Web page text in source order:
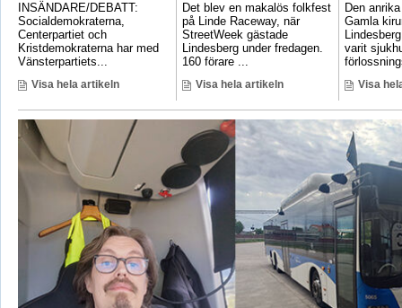
INSÄNDARE/DEBATT:
Socialdemokraterna,
Centerpartiet och
Kristdemokraterna har med
Vänsterpartiets...
Visa hela artikeln
Det blev en makalös folkfest
på Linde Raceway, när
StreetWeek gästade
Lindesberg under fredagen.
160 förare ...
Visa hela artikeln
Den
Gamla
varit
Visa